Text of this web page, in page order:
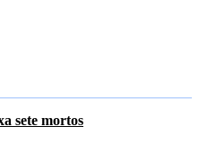
sete mortos